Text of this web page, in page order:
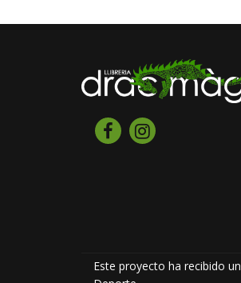
Este proyecto ha recibido